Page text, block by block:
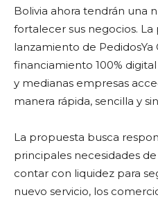
Bolivia ahora tendrán una
fortalecer sus negocios.
lanzamiento de PedidosYa
financiamiento 100%
y medianas empresas
manera rápida, sencilla y
La propuesta busca
principales necesidades
contar con liquidez para
nuevo servicio, los